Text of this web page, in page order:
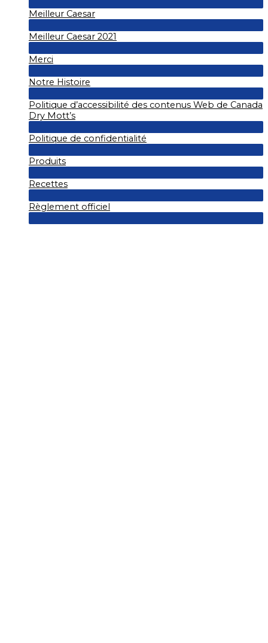
Permutateur
Menu
Meilleur Caesar
Permutateur
Menu
Meilleur Caesar 2021
Permutateur
Menu
Merci
Permutateur
Menu
Notre Histoire
Permutateur
de
Politique d’accessibilité des contenus Web de Canada
Dry Mott’s
Permutateur
de
Menu
Politique de confidentialité
Permutateur
Menu
Produits
Permutateur
Menu
Recettes
Permutateur
Menu
Règlement officiel
Permutateur